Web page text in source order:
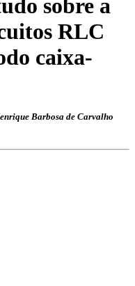
sobre a
RLC
caixa-
Barbosa de Carvalho